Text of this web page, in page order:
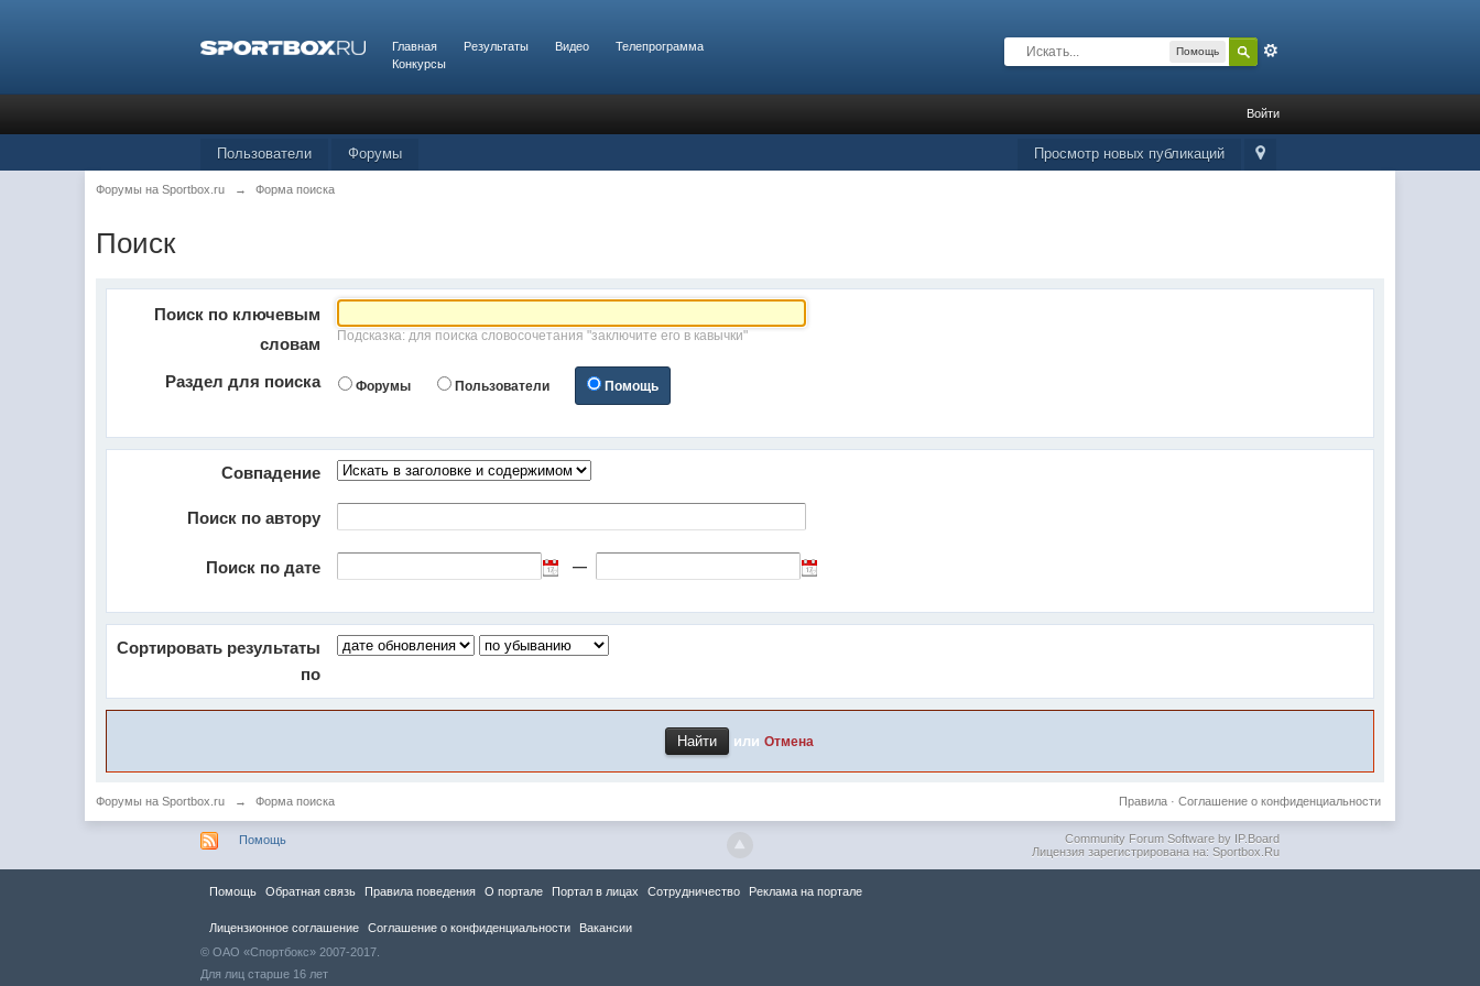
Главная Результаты Видео
Телепрограмма
Конкурсы
Помощь
Войти
Просмотр новых публикаций
Пользователи Форумы
Форумы на Sportbox.ru → Форма поиска
Поиск
Поиск по ключевым
словам
Подсказка: для поиска словосочетания "заключите его в кавычки"
Раздел для поиска Форумы Пользователи Помощь
Совпадение
Поиск по автору
Поиск по дате —
Сортировать результаты
по
илиОтмена
Форумы на Sportbox.ru → Форма поиска Соглашение о конфиденциальности
Правила·
Помощь
Community Forum Software by IP.Board
Лицензия зарегистрирована на: Sportbox.Ru
Помощь Обратная связь Правила повeдения О портале Портал в лицах Сотрудничество Реклама на портале
Лицензионное соглашение Соглашение о конфиденциальности
Вакансии
© ОАО «Спортбокс» 2007-2017.
Для лиц старше 16 лет